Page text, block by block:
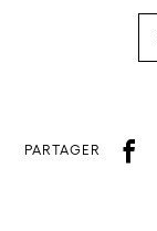
PARTAGER f